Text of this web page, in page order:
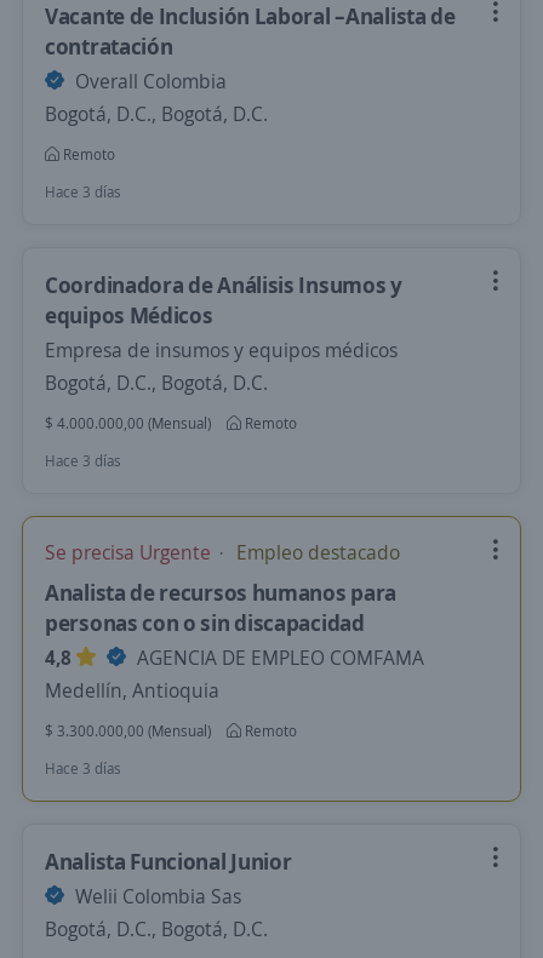
Vacante de Inclusión Laboral –Analista de
contratación
Overall Colombia
Bogotá, D.C., Bogotá, D.C.
Remoto
Hace 3 días
Coordinadora de Análisis Insumos y
equipos Médicos
Empresa de insumos y equipos médicos
Bogotá, D.C., Bogotá, D.C.
$ 4.000.000,00 (Mensual)
Remoto
Hace 3 días
Se precisa Urgente Empleo destacado
Analista de recursos humanos para
personas con o sin discapacidad
4,8
AGENCIA DE EMPLEO COMFAMA
Medellín, Antioquia
$ 3.300.000,00 (Mensual)
Remoto
Hace 3 días
Analista Funcional Junior
Welii Colombia Sas
Bogotá, D.C., Bogotá, D.C.